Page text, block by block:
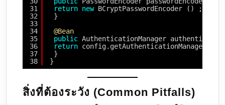
31
32
33
34
35
36
37
38
return new BCryptPasswordEncoder () ;
}
@Bean
public AuthenticationManager
return config.getAuthenticationManager ()
}
}
สิ่งที่ต้องระวัง (Common Pitfalls)